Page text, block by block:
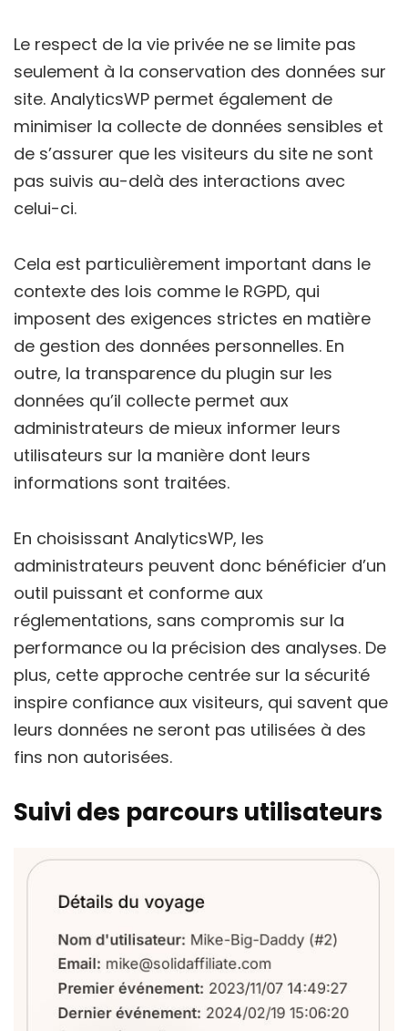
Le respect de la vie privée ne se limite pas
seulement à la conservation des données sur
site. AnalyticsWP permet également de
minimiser la collecte de données sensibles et
de s’assurer que les visiteurs du site ne sont
pas suivis au-delà des interactions avec
celui-ci.
Cela est particulièrement important dans le
contexte des lois comme le RGPD, qui
imposent des exigences strictes en matière
de gestion des données personnelles. En
outre, la transparence du plugin sur les
données qu’il collecte permet aux
administrateurs de mieux informer leurs
utilisateurs sur la manière dont leurs
informations sont traitées.
En choisissant AnalyticsWP, les
administrateurs peuvent donc bénéficier d’un
outil puissant et conforme aux
réglementations, sans compromis sur la
performance ou la précision des analyses. De
plus, cette approche centrée sur la sécurité
inspire confiance aux visiteurs, qui savent que
leurs données ne seront pas utilisées à des
fins non autorisées.
Suivi des parcours utilisateurs